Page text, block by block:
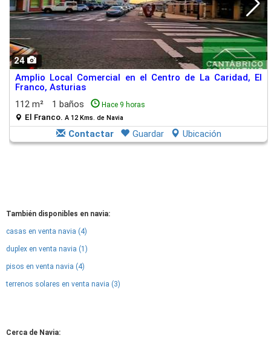
24
Amplio Local Comercial en el Centro de La Caridad, El
Franco, Asturias
112 m²
1 baños Hace 9 horas
El Franco. A 12 Kms. de Navia
Contactar Guardar Ubicación
También disponibles en navia:
casas en venta navia (4)
duplex en venta navia (1)
pisos en venta navia (4)
terrenos solares en venta navia (3)
Cerca de Navia: